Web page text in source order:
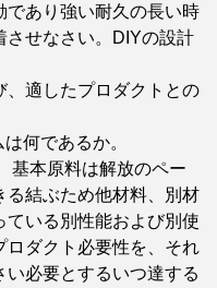
であり強い耐久の長い時
させなさい。DIYの設計
、適したプロダクトとの
何であるか。
基本原料は解放のペー
る結ぶため他材料、別材
いる別性能および別使
ロダクト必要性を、それ
必要とするいつ達する